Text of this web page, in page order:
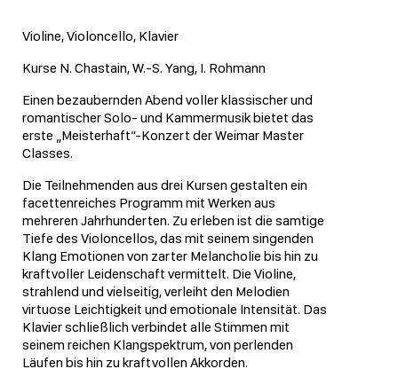
Violine, Violoncello, Klavier
Kurse N. Chastain, W.-S. Yang, I. Rohmann
Einen bezaubernden Abend voller klassischer und
romantischer Solo- und Kammermusik bietet das
erste „Meisterhaft“-Konzert der Weimar Master
Classes.
Die Teilnehmenden aus drei Kursen gestalten ein
facettenreiches Programm mit Werken aus
mehreren Jahrhunderten. Zu erleben ist die samtige
Tiefe des Violoncellos, das mit seinem singenden
Klang Emotionen von zarter Melancholie bis hin zu
kraftvoller Leidenschaft vermittelt. Die Violine,
strahlend und vielseitig, verleiht den Melodien
virtuose Leichtigkeit und emotionale Intensität. Das
Klavier schließlich verbindet alle Stimmen mit
seinem reichen Klangspektrum, von perlenden
Läufen bis hin zu kraftvollen Akkorden.